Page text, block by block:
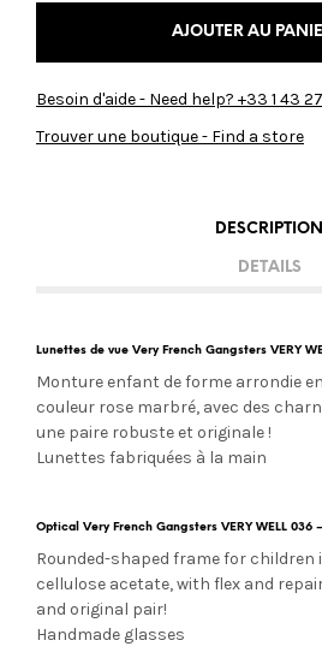
AJOUTER AU
Besoin d'aide - Need help? +33 1 43
Trouver une boutique - Find a store
DESCRIPTION
DETAILS
Lunettes de vue Very French Gangsters VERY
Monture enfant de forme arrondie
couleur rose marbré, avec des
une paire robuste et originale !
Lunettes fabriquées à la main
Optical Very French Gangsters VERY WELL 036
Rounded-shaped frame for
cellulose acetate, with flex and
and original pair!
Handmade glasses